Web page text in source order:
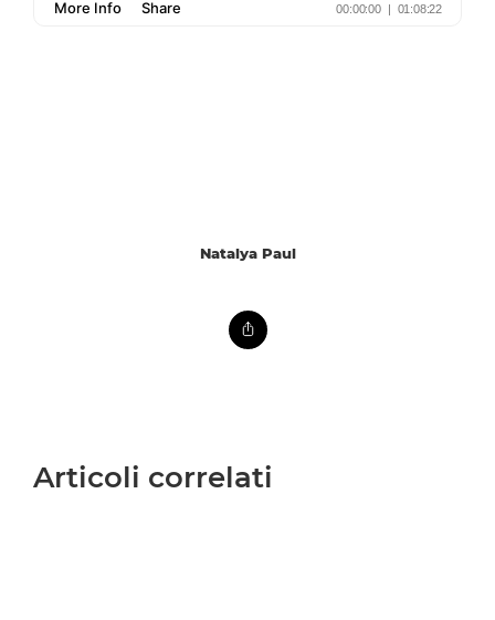
Natalya Paul
Articoli correlati